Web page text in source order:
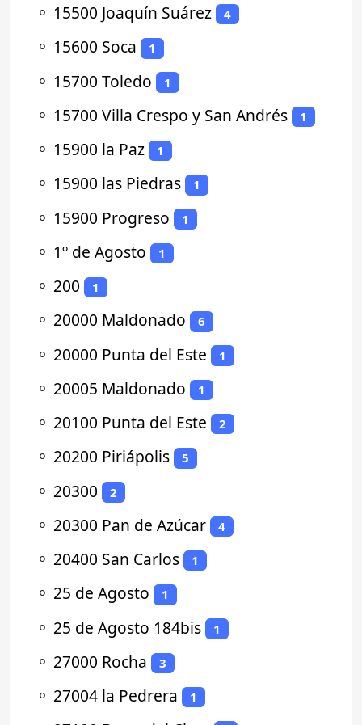
⚬ 15500 Joaquín Suárez 4
⚬ 15600 Soca 1
⚬ 15700 Toledo 1
⚬ 15700 Villa Crespo y San Andrés 1
⚬ 15900 la Paz 1
⚬ 15900 las Piedras 1
⚬ 15900 Progreso 1
⚬ 1º de Agosto 1
⚬ 200 1
⚬ 20000 Maldonado 6
⚬ 20000 Punta del Este 1
⚬ 20005 Maldonado 1
⚬ 20100 Punta del Este 2
⚬ 20200 Piriápolis 5
⚬ 20300 2
⚬ 20300 Pan de Azúcar 4
⚬ 20400 San Carlos 1
⚬ 25 de Agosto 1
⚬ 25 de Agosto 184bis 1
⚬ 27000 Rocha 3
⚬ 27004 la Pedrera 1